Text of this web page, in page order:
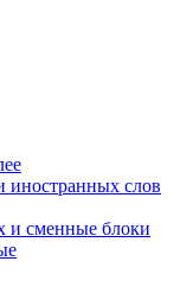
иностранных слов
и сменные блоки